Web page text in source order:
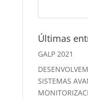
Últimas
GALP 2021
SISTEMAS